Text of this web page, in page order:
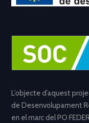
L’objecte d’aquest
de Desenvolupament
en el marc del PO